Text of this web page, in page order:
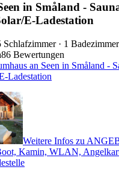
in Småland -
E-Ladestation
Schlafzimmer · 1 Badezimmer
86 Bewertungen
an Seen in Småland -
Ladestation
Weitere Infos zu
Kamin, WLAN,